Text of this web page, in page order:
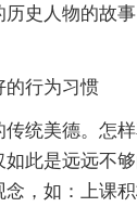
史人物的故
的行为习惯
统美德。怎
此是远远不
，如：上课